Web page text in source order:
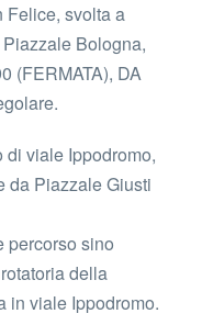
Felice, svolta a
Bologna,
(FERMATA), DA
viale Ippodromo,
da Piazzale Giusti
percorso sino
della
in viale Ippodromo.